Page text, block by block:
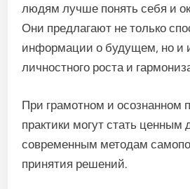
людям лучше понять себя и
Они предлагают не только
информации о будущем, но и
личностного роста и
При грамотном и осознанном
практики могут стать ценным
современным методам
принятия решений.